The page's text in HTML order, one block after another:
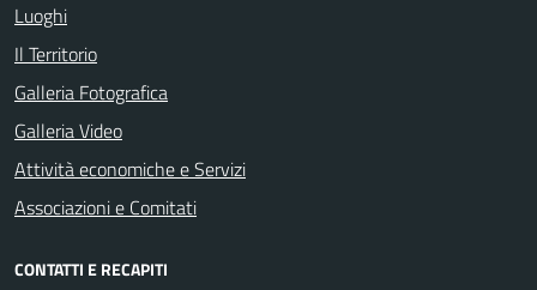
Luoghi
Il Territorio
Galleria Fotografica
Galleria Video
Attività economiche e Servizi
Associazioni e Comitati
CONTATTI E RECAPITI